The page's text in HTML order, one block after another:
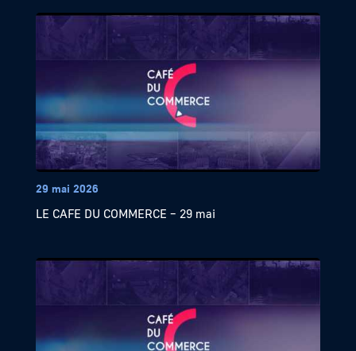
29 mai 2026
LE CAFE DU COMMERCE – 29 mai